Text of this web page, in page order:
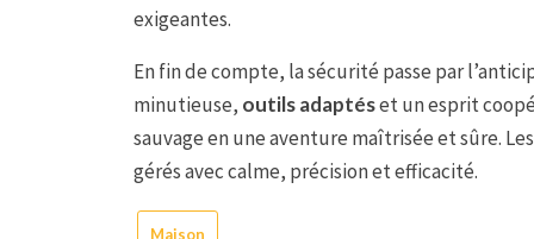
exigeantes.
En fin de compte, la sécurité passe par
minutieuse, outils adaptéset un esprit
sauvage en une aventure maîtrisée et sûre.
gérés avec calme, précision et efficacité.
Maison